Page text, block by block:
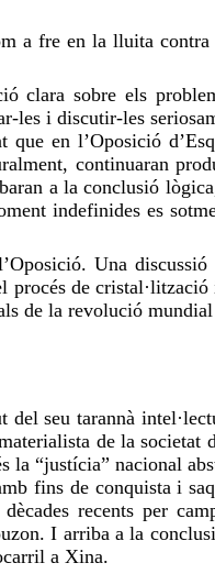
a fre en la lluita contra
clara sobre els
i discutir-les
en l’Oposició
continuaran
a la conclusió
indefinides es
Una
de
de la revolució
seu tarannà
de la societat
la “justícia” nacional
fins de conquista i
recents per
I arriba a la
a Xina.